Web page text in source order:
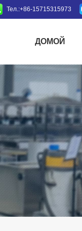
Тел.:+86-15715315973
ДОМОЙ